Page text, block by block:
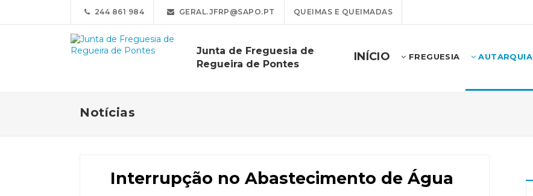
244 861 984 GERAL.JFRP@SAPO.PT QUEIMAS E QUEIMADAS
Junta de Freguesia de
Regueira de Pontes
INÍCIO FREGUESIA AUTARQUIA
Notícias
Interrupção no Abastecimento de Água